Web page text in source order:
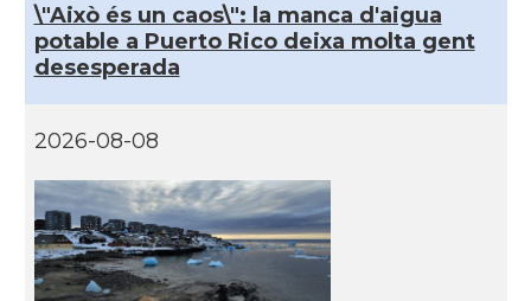
\"Això és un caos\": la manca d'aigua
potable a Puerto Rico deixa molta gent
desesperada
2026-08-08